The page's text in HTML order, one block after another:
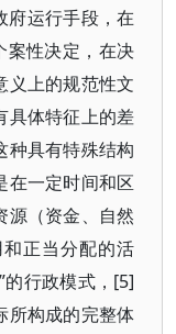
府运行手段，在
案性决定，在决
义上的规范性文
具体特征上的差
种具有特殊结构
在一定时间和区
源（资金、自然
正当分配的活
行政模式，[5]
所构成的完整体